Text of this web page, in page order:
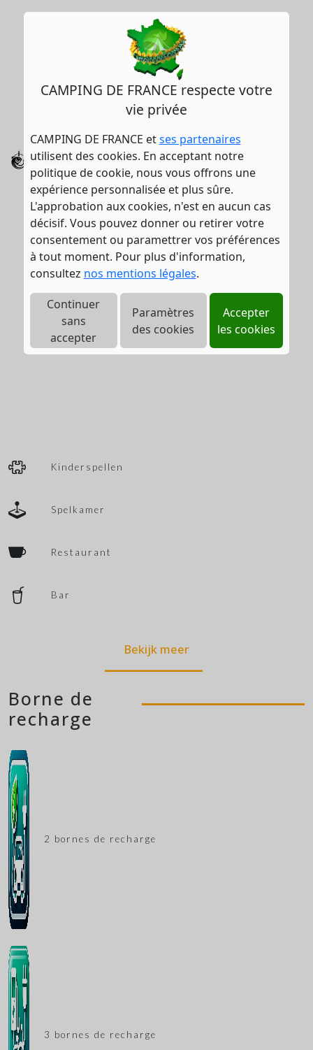
CAMPING DE FRANCE respecte votre
vie privée
CAMPING DE FRANCE etses partenaires
utilisent des cookies. En acceptant notre
politique de cookie, nous vous offrons une
expérience personnalisée et plus sûre.
L'approbation aux cookies, n'est en aucun cas
décisif. Vous pouvez donner ou retirer votre
consentement ou paramettrer vos préférences
à tout moment. Pour plus d'information,
consultez nos mentions légales.
Continuer
sans
accepter
Paramètres
des cookies
Accepter
les cookies
Zonde
Kinderspellen
Spelkamer
Restaurant
Bar
Bekijk meer
Borne de
recharge
2 bornes de recharge
3 bornes de recharge